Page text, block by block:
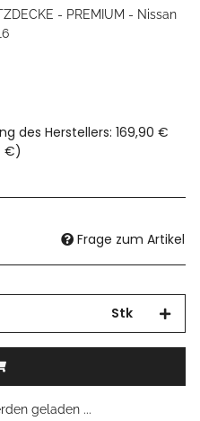
- PREMIUM - Nissan
des Herstellers: 169,90 €
€)
Frage zum Artikel
Stk
geladen ...